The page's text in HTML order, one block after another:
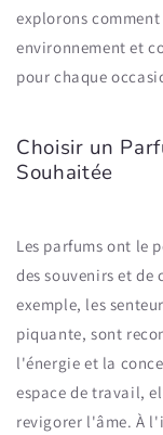
explorons
environnement et
pour chaque
Choisir un
Souhaitée
Les parfums ont le
des souvenirs et de
exemple, les
piquante, sont
l'énergie et la
espace de travail,
revigorer l'âme. À